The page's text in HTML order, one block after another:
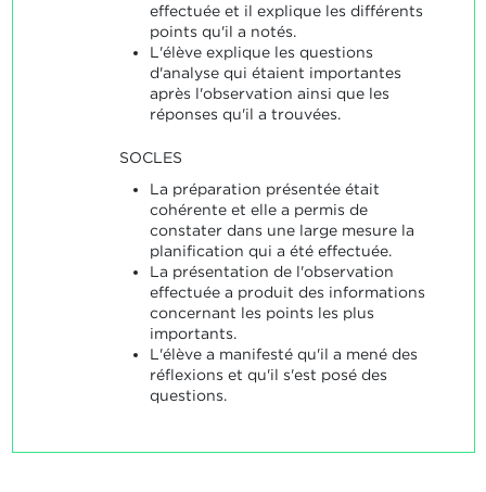
effectuée et il explique les différents
points qu'il a notés.
L'élève explique les questions
d'analyse qui étaient importantes
après l'observation ainsi que les
réponses qu'il a trouvées.
SOCLES
La préparation présentée était
cohérente et elle a permis de
constater dans une large mesure la
planification qui a été effectuée.
La présentation de l'observation
effectuée a produit des informations
concernant les points les plus
importants.
L'élève a manifesté qu'il a mené des
réflexions et qu'il s'est posé des
questions.